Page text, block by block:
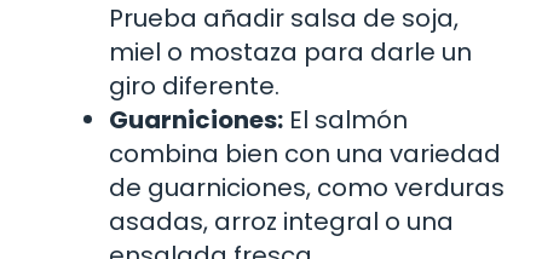
Prueba añadir salsa de soja,
miel o mostaza para darle un
giro diferente.
Guarniciones: El salmón
combina bien con una variedad
de guarniciones, como verduras
asadas, arroz integral o una